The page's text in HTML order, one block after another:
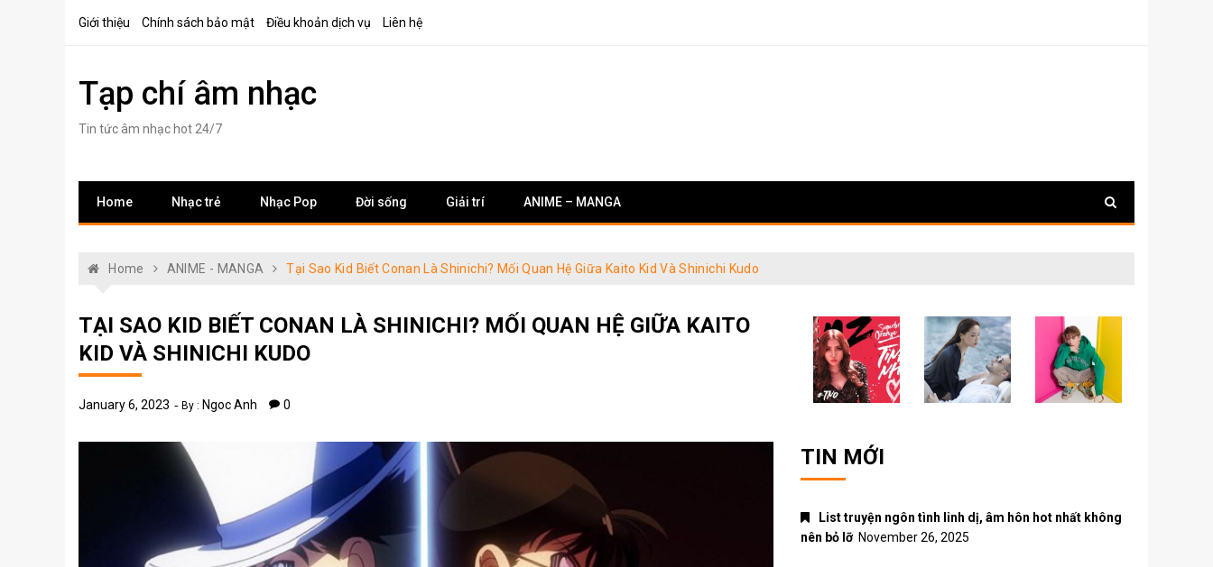
Giới thiệu Chính sách bảo mật Điều khoản dịch vụ Liên hệ
Tạp chí âm nhạc
Tin tức âm nhạc hot 24/7
Home Nhạc trẻ Nhạc Pop Đời sống Giải trí ANIME – MANGA
Home ANIME - MANGA Tại Sao Kid Biết Conan Là Shinichi? Mối Quan Hệ Giữa Kaito Kid Và Shinichi Kudo
TẠI SAO KID BIẾT CONAN LÀ SHINICHI? MỐI QUAN HỆ GIỮA KAITO
KID VÀ SHINICHI KUDO
January 6, 2023 By : Ngoc Anh 0
TIN MỚI
List truyện ngôn tình linh dị, âm hôn hot nhất không
nên bỏ lỡ November 26, 2025